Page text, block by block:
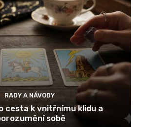
RADY A NÁVODY
cesta k vnitřnímu klidu a
sobě